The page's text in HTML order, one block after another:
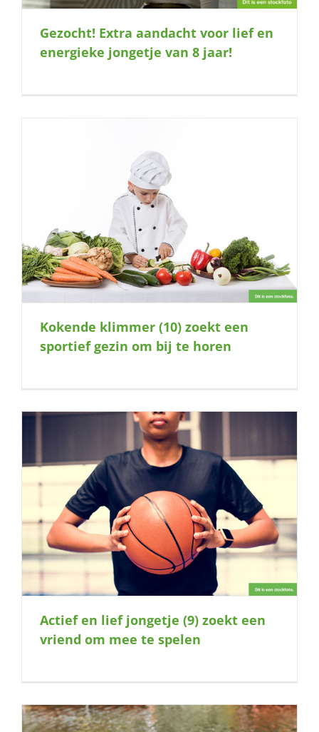
Gezocht! Extra aandacht voor lief en
energieke jongetje van 8 jaar!
Kokende klimmer (10) zoekt een
sportief gezin om bij te horen
Actief en lief jongetje (9) zoekt een
vriend om mee te spelen